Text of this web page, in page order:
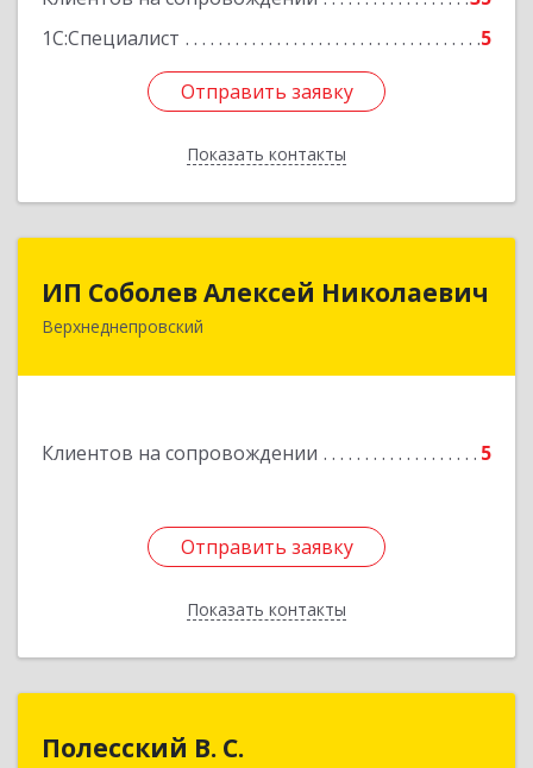
1С:Специалист
5
Отправить заявку
Показать контакты
Отправить заявку
Назад
ИП Соболев Алексей Николаевич
Верхнеднепровский
Клиентов на сопровождении 5
Отправить заявку
Показать контакты
ИП Соболев Алексей Николаевич
Отправить заявку
Назад
Полесский В. С.